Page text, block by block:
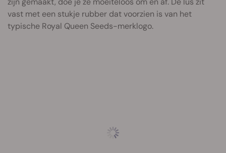
vast met een stukje rubber dat voorzien is van het
typische Royal Queen Seeds-merklogo.